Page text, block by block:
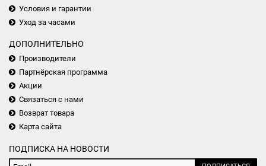
Условия и гарантии
Уход за часами
ДОПОЛНИТЕЛЬНО
Производители
Партнёрская программа
Акции
Связаться с нами
Возврат товара
Карта сайта
ПОДПИСКА НА НОВОСТИ